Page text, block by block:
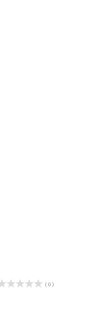
( 0 )